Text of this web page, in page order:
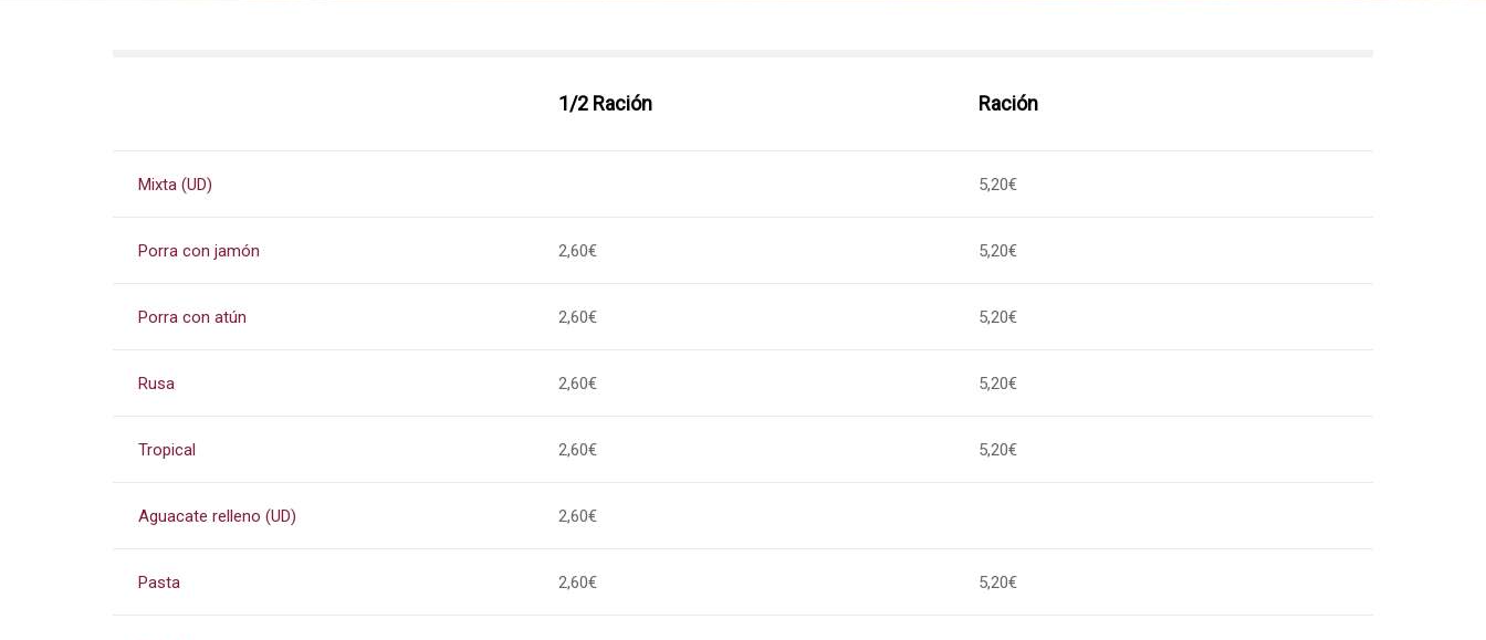
1/2 Ración Ración
Mixta (UD) 5,20€
Porra con jamón 2,60€ 5,20€
Porra con atún 2,60€ 5,20€
Rusa 2,60€ 5,20€
Tropical 2,60€ 5,20€
Aguacate relleno (UD) 2,60€
Pasta 2,60€ 5,20€